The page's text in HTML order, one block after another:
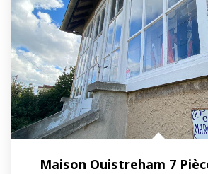
Maison Ouistreham 7